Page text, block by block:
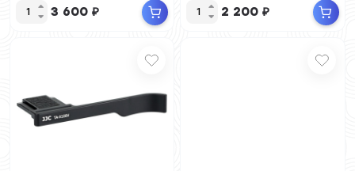
3 600 ₽ 2 200 ₽